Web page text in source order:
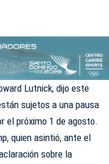
Lutnick, dijo este
sujetos a una pausa
el próximo 1 de agosto.
quien asintió, ante el
sobre la